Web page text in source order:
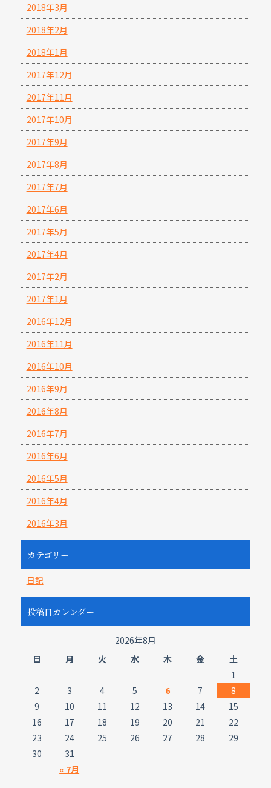
2018年3月
2018年2月
2018年1月
2017年12月
2017年11月
2017年10月
2017年9月
2017年8月
2017年7月
2017年6月
2017年5月
2017年4月
2017年2月
2017年1月
2016年12月
2016年11月
2016年10月
2016年9月
2016年8月
2016年7月
2016年6月
2016年5月
2016年4月
2016年3月
カテゴリー
日記
投稿日カレンダー
2026年8月
日
月 火 水 木 金 土
« 7月
1
2
3 4 5 6 7
8
9
10 11 12 13 14
15
16
17 18 19 20 21
22
23
24 25 26 27 28
29
30
31